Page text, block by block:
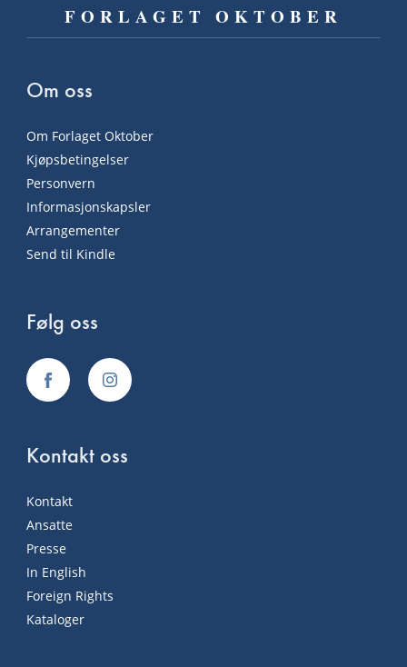
FORLAGET OKTOBER
Om oss
Om Forlaget Oktober
Kjøpsbetingelser
Personvern
Informasjonskapsler
Arrangementer
Send til Kindle
Følg oss
Kontakt oss
Kontakt
Ansatte
Presse
In English
Foreign Rights
Kataloger